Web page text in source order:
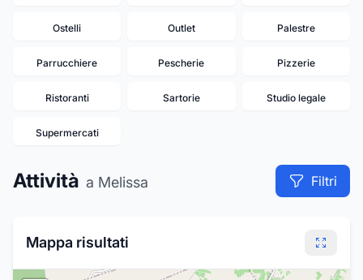
Ostelli Outlet Palestre
Parrucchiere Pescherie Pizzerie
Ristoranti Sartorie Studio legale
Supermercati
Attività a Melissa Filtri
Mappa risultati